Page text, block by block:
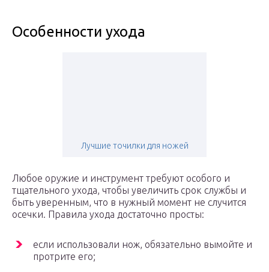
Особенности ухода
Лучшие точилки для ножей
Любое оружие и инструмент требуют особого и
тщательного ухода, чтобы увеличить срок службы и
быть уверенным, что в нужный момент не случится
осечки. Правила ухода достаточно просты:
если использовали нож, обязательно вымойте и
протрите его;